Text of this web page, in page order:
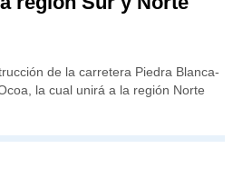
de la carretera Piedra Blanca-
la cual unirá a la región Norte